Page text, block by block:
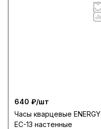
640 ₽/шт
Часы кварцевые ENERGY
EC-13 настенные